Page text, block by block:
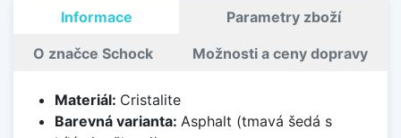
Informace Parametry zboží
O značce Schock Možnosti a ceny dopravy
Materiál: Cristalite
Barevná varianta: Asphalt (tmavá šedá s